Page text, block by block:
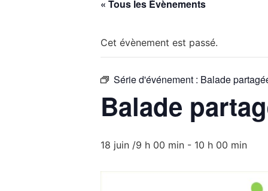
« Tous les Évènements
Cet évènement est passé.
Série d'événement : Balade
Balade
18 juin /9 h 00 min - 10 h 00 min